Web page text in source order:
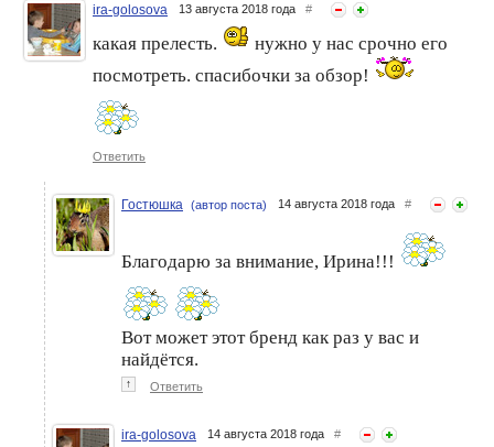
Конкурс «Лучший
пользователь июня» со
SYOSS Oleo Intense -
теперь в новой формуле!
Итоги конкурса "Моё
любимое средство для
волос" со Syoss
ira-golosova 13 августа 2018 года #
какая прелесть.
нужно у нас срочно его
посмотреть. спасибочки за обзор!
Ответить
Гостюшка (автор поста) 14 августа 2018 года #
Благодарю за внимание, Ирина!!!
Вот может этот бренд как раз у вас и
найдётся.
↑ Ответить
ira-golosova 14 августа 2018 года #